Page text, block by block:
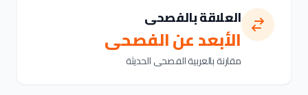
العلاقة بالفصحى
الأبعد عن الفصحى
مقارنة بالعربية الفصحى الحديثة